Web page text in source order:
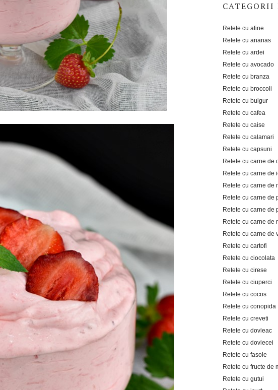
CATEGORII
Retete cu afine
Retete cu ananas
Retete cu ardei
Retete cu avocado
Retete cu branza
Retete cu broccoli
Retete cu bulgur
Retete cu cafea
Retete cu caise
Retete cu calamari
Retete cu capsuni
Retete cu carne de
Retete cu carne de
Retete cu carne de
Retete cu carne de
Retete cu carne de
Retete cu carne de
Retete cu carne de
Retete cu cartofi
Retete cu ciocolata
Retete cu cirese
Retete cu ciuperci
Retete cu cocos
Retete cu conopida
Retete cu creveti
Retete cu dovleac
Retete cu dovlecei
Retete cu fasole
Retete cu fructe de
Retete cu gutui